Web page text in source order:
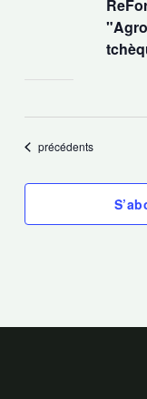
Évènements
précédents